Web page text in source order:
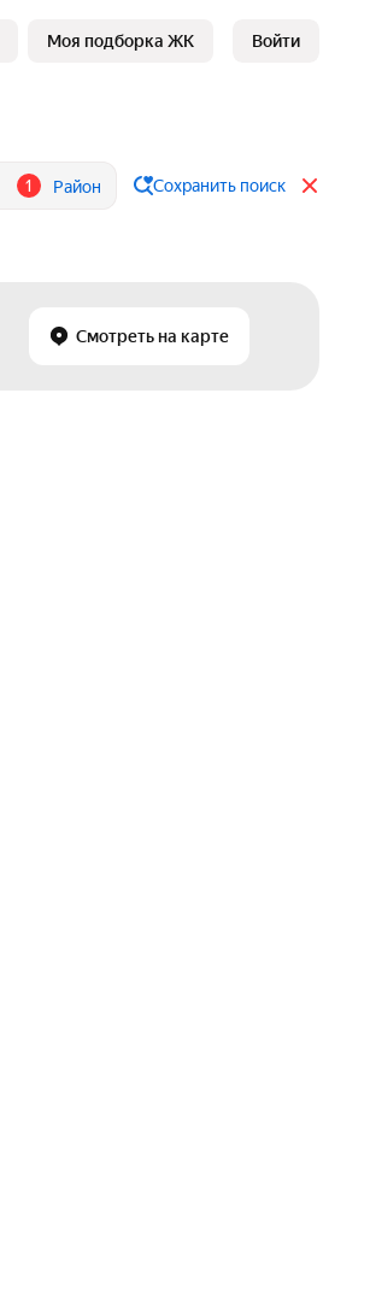
Моя подборка ЖК Войти
1 Район Сохранить поиск
Смотреть на карте